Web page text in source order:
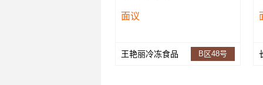
面议
王艳丽冷冻食品 B区48号